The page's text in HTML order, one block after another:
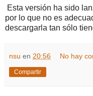
Esta versión ha sido
por lo que no es
descargarla tan sólo
nsu en 20:56 No hay
Compartir